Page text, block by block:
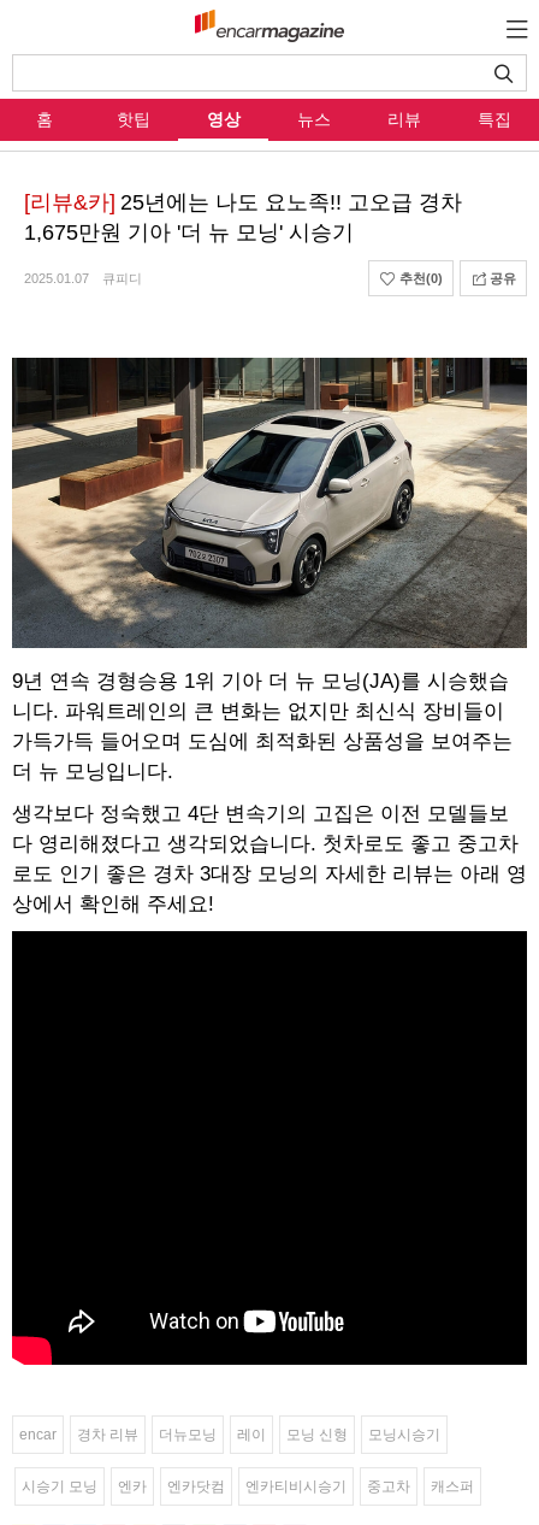
홈 핫팁 영상 뉴스 리뷰 특집
[리뷰&카] 25년에는 나도 요노족!! 고오급 경차
1,675만원 기아 '더 뉴 모닝' 시승기
2025.01.07 큐피디 추천(0) 공유
9년 연속 경형승용 1위 기아 더 뉴 모닝(JA)를 시승했습
니다. 파워트레인의 큰 변화는 없지만 최신식 장비들이
가득가득 들어오며 도심에 최적화된 상품성을 보여주는
더 뉴 모닝입니다.
생각보다 정숙했고 4단 변속기의 고집은 이전 모델들보
다 영리해졌다고 생각되었습니다. 첫차로도 좋고 중고차
로도 인기 좋은 경차 3대장 모닝의 자세한 리뷰는 아래 영
상에서 확인해 주세요!
encar 경차 리뷰 더뉴모닝 레이 모닝 신형 모닝시승기
시승기 모닝 엔카 엔카닷컴 엔카티비시승기 중고차 캐스퍼